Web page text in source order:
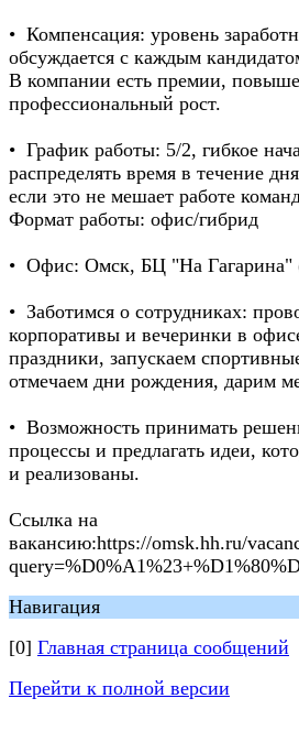
• Компенсация: уровень
обсуждается с каждым
В компании есть премии,
профессиональный рост.
• График работы: 5/2, гибкое
распределять время в течение
если это не мешает работе
Формат работы: офис/гибрид
• Офис: Омск, БЦ "На Гагарина"
• Заботимся о сотрудниках:
корпоративы и вечеринки в
праздники, запускаем
отмечаем дни рождения, дарим
• Возможность принимать
процессы и предлагать идеи,
и реализованы.
Ссылка на
вакансию:https://omsk.hh.ru/
Навигация
[0] Главная страница сообщений
Перейти к полной версии